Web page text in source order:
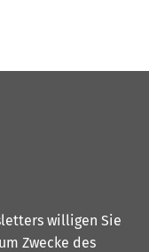
willigen Sie
Zwecke des